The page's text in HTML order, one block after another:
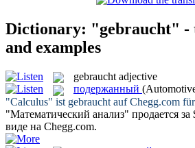
Dictionary: "gebraucht" -
and examples
gebraucht adjective
подержанный
"Calculus" ist gebraucht auf Chegg.com
"Математический анализ" продается за
виде на Chegg.com.